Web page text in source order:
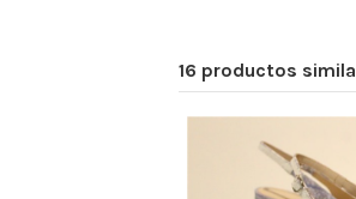
16 productos